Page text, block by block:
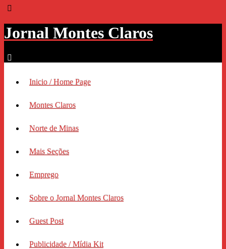
Jornal Montes Claros
Inicio / Home Page
Montes Claros
Norte de Minas
Mais Seções
Emprego
Sobre o Jornal Montes Claros
Guest Post
Publicidade / Mídia Kit